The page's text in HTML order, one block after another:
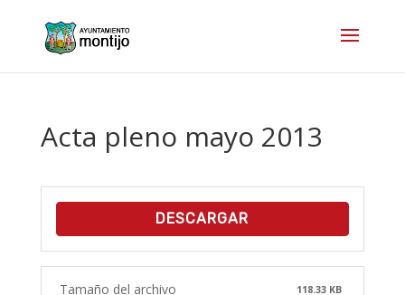
Acta pleno mayo 2013
DESCARGAR
Tamaño del archivo 118.33 KB